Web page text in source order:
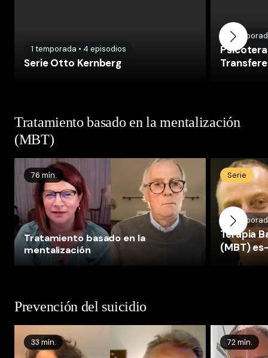
1 temporada • 4 episodios
Serie Otto Kernberg
Tratamiento basado en la mentalización
(MBT)
76 mín.
Tratamiento basado en la
mentalización
Serie
Terapia
(MBT)
Prevención del suicidio
33 mín. 72 mín.